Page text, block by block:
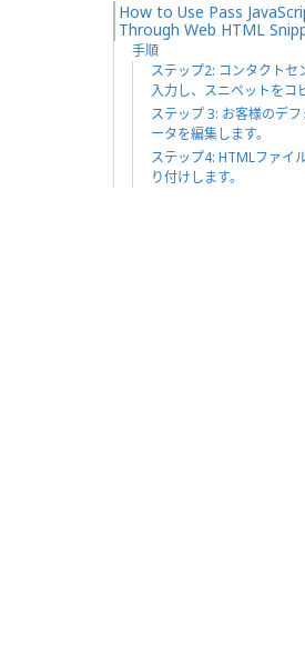
How to Use Pass
Through Web HTML
手順
ステップ2: コンタクトセ
入力し、スニペットをコ
ステップ 3: お客様のデ
ータを編集します。
ステップ4: HTMLファイ
り付けします。